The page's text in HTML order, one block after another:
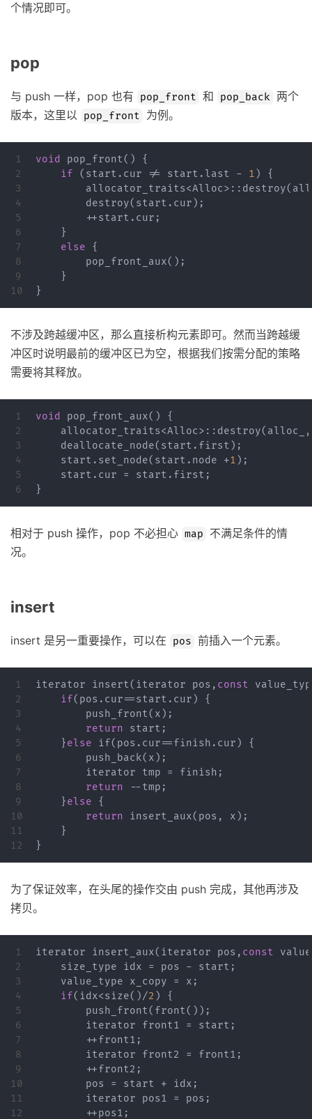
个情况即可。
pop
与 push 一样，pop 也有 pop_front 和 pop_back
两个
版本，这里以
pop_front 为例。
1
2
3
4
5
6
7
8
9
void pop_front()
{
if
( start . cur != start . last - 1 )
{
allocator_traits<Alloc>:: destroy(
destroy( start . cur );
++start . cur ;
}
else
{
pop_front_aux();
}
}
不涉及跨越缓冲区，那么直接析构元素即可。然而当跨越缓
冲区时说明最前的缓冲区已为空，根据我们按需分配的策略
需要将其释放。
1
2
3
4
5
void pop_front_aux()
{
allocator_traits<Alloc>:: destroy( alloc_
,
deallocate_node( start . first );
start . set_node( start . node +1 );
start . cur = start . first ;
}
相对于 push 操作，pop 不必担心 map
不满足条件的情
况。
insert
insert 是另一重要操作，可以在 pos 前插入一个元素。
1
2
3
4
5
6
7
8
9
10
11
iterator insert( iterator pos , const
if( pos . cur==start . cur )
{
push_front( x );
return
start ;
}else if( pos . cur==finish . cur )
{
push_back( x );
iterator
tmp = finish ;
return
-- tmp ;
}else
{
return
insert_aux( pos , x );
}
}
为了保证效率，在头尾的操作交由 push 完成，其他再涉及
拷贝。
1
2
3
4
5
6
7
8
9
10
11
12
iterator insert_aux( iterator pos , const
size_type
idx = pos - start ;
value_type
x_copy = x ;
if( idx<size()/2 )
{
push_front( front());
iterator
front1 = start ;
++front1 ;
iterator
front2 = front1 ;
++front2 ;
pos
= start + idx ;
iterator
pos1 = pos ;
++pos1 ;